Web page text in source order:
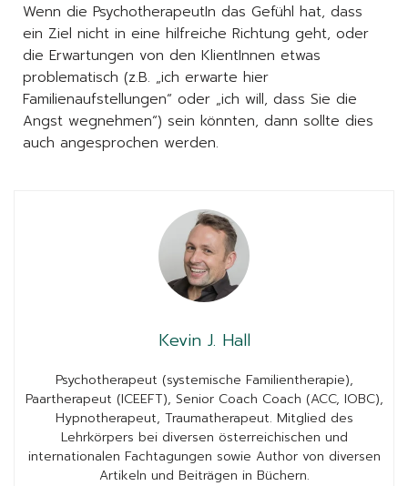
Wenn die PsychotherapeutIn das Gefühl hat, dass
ein Ziel nicht in eine hilfreiche Richtung geht, oder
die Erwartungen von den KlientInnen etwas
problematisch (z.B. „ich erwarte hier
Familienaufstellungen“ oder „ich will, dass Sie die
Angst wegnehmen“) sein könnten, dann sollte dies
auch angesprochen werden.
Kevin J. Hall
Psychotherapeut (systemische Familientherapie),
Paartherapeut (ICEEFT), Senior Coach Coach (ACC, IOBC),
Hypnotherapeut, Traumatherapeut. Mitglied des
Lehrkörpers bei diversen österreichischen und
internationalen Fachtagungen sowie Author von diversen
Artikeln und Beiträgen in Büchern.